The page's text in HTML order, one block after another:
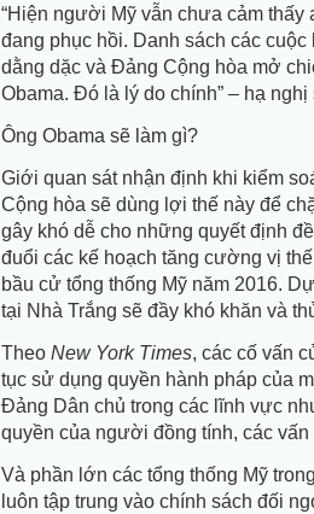
“Hiện người Mỹ vẫn chưa cảm thấy
đang phục hồi. Danh sách các
dằng dặc và Đảng Cộng hòa mở
Obama. Đó là lý do chính” – hạ
Ông Obama sẽ làm gì?
Giới quan sát nhận định khi kiểm
Cộng hòa sẽ dùng lợi thế này để
gây khó dễ cho những quyết định
đuổi các kế hoạch tăng cường vị
bầu cử tổng thống Mỹ năm 2016.
tại Nhà Trắng sẽ đầy khó khăn và
Theo New York Times, các cố vấn
tục sử dụng quyền hành pháp của
Đảng Dân chủ trong các lĩnh vực
quyền của người đồng tính, các
Và phần lớn các tổng thống Mỹ
luôn tập trung vào chính sách đối